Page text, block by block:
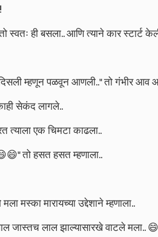
स्वतः ही बसला.. आणि त्याने कार स्टार्ट
दिसली म्हणून पळवून आणली.." तो गंभीर आव
सेकंद लागले..
त्याला एक चिमटा काढला..
तो हसत हसत म्हणाला..
मस्का मारायच्या उद्देशाने म्हणाला..
जास्तच लाल झाल्यासारखे वाटले मला..